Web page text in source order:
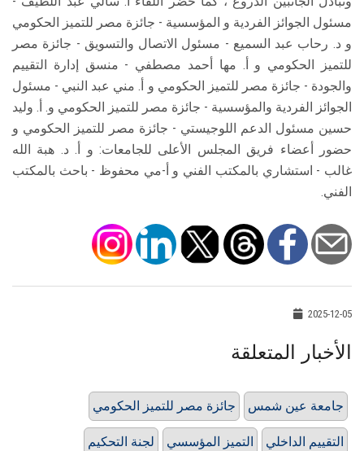
مسئول الجوائز الفردية و المؤسسية - جائزة مصر للتميز الحكومي
و د. رحاب عبد السميع - مسئول الاتصال والتسويق - جائزة مصر
للتميز الحكومي و أ. مها أحمد مصطفي - منسق إدارة التقييم
والجودة - جائزة مصر للتميز الحكومي و أ. مني عبد النبي - مسئول
الجوائز الفردية والمؤسسية - جائزة مصر للتميز الحكومي و. أ. وليد
حسين مسئول الدعم اللوجيستي - جائزة مصر للتميز الحكومي و
حضور أعضاء فريق المجلس الأعلى للجامعات: و أ. د. هبة الله
غالب - استشاري بالمكتب الفني و أ-مي محفوظ - باحث بالمكتب
الفني.
2025-12-05
الأخبار المتعلقة
جائزة مصر للتميز الحكومي جامعة عين شمس
لجنة التحكيم التميز المؤسسي التقييم الداخلي